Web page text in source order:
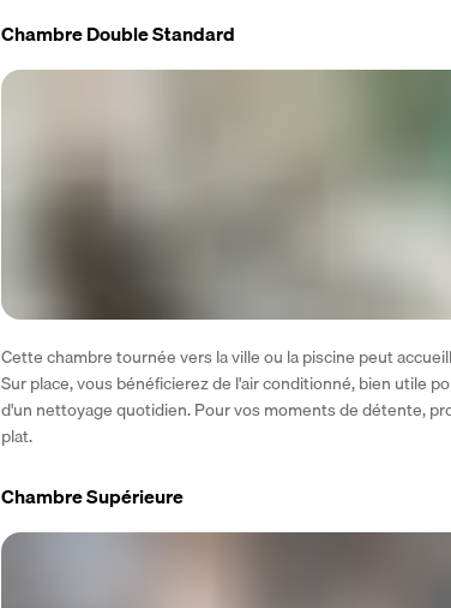
Chambre Double Standard
Cette chambre tournée vers la ville ou la piscine peut
Sur place, vous bénéficierez de l'air conditionné, bien utile
d'un nettoyage quotidien. Pour vos moments de détente,
plat.
Chambre Supérieure